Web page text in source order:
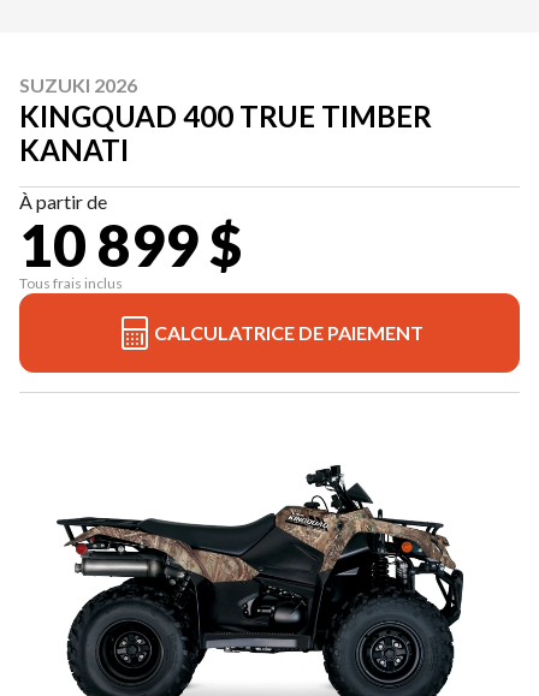
SUZUKI 2026
KINGQUAD 400 TRUE TIMBER
KANATI
À partir de
10 899 $
Tous frais inclus
CALCULATRICE DE PAIEMENT